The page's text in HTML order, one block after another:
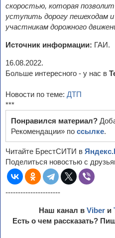
скоростью, которая
уступить дорогу пешеходам
участникам дорожного
Источник информации: ГАИ.
16.08.2022.
Больше интересного - у нас в
Новости по теме: ДТП
***
Понравился материал?
Рекомендации» по ссылке.
Читайте БрестСИТИ в
Поделиться новостью с
----------------------
Наш канал в Viber и
Есть о чем рассказать?